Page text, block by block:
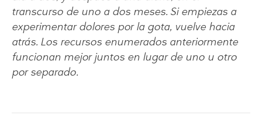
transcurso de uno a dos meses. Si empiezas a
experimentar dolores por la gota, vuelve hacia
atrás. Los recursos enumerados anteriormente
funcionan mejor juntos en lugar de uno u otro
por separado.